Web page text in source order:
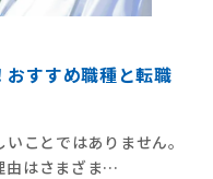
すすめ職種と転職
ことではありません。
由はさまざま…